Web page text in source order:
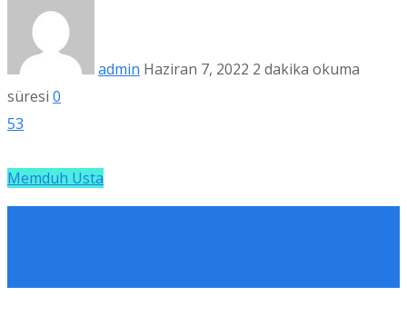
admin Haziran 7, 2022 2 dakika okuma
süresi 0
53
Memduh Usta